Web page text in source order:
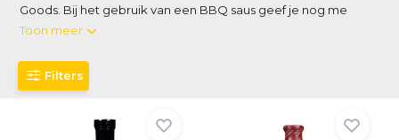
Goods. Bij het gebruik van een BBQ saus geef je nog me
Toon meer
Filters